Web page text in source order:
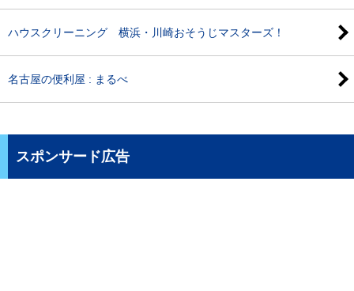
ハウスクリーニング 横浜・川崎おそうじマスターズ！
名古屋の便利屋 : まるべ
スポンサード広告